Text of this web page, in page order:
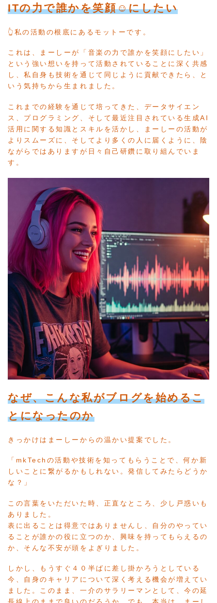
ITの力で誰かを笑顔☺️にしたい
👆私の活動の根底にあるモットーです。
これは、まーしーが「音楽の力で誰かを笑顔にしたい」
という強い想いを持って活動されていることに深く共感
し、私自身も技術を通じて同じように貢献できたら、と
いう気持ちから生まれました。
これまでの経験を通じて培ってきた、データサイエン
ス、プログラミング、そして最近注目されている生成AI
活用に関する知識とスキルを活かし、まーしーの活動が
よりスムーズに、そしてより多くの人に届くように、陰
ながらではありますが日々自己研鑽に取り組んでいま
す。
なぜ、こんな私がブログを始めるこ
とになったのか
きっかけはまーしーからの温かい提案でした。
「mkTechの活動や技術を知ってもらうことで、何か新
しいことに繋がるかもしれない。発信してみたらどうか
な？」
この言葉をいただいた時、正直なところ、少し戸惑いも
ありました。
表に出ることは得意ではありませんし、自分のやってい
ることが誰かの役に立つのか、興味を持ってもらえるの
か、そんな不安が頭をよぎりました。
しかし、もうすぐ４０半ばに差し掛かろうとしている
今、自身のキャリアについて深く考える機会が増えてい
ました。このまま、一介のサラリーマンとして、今の延